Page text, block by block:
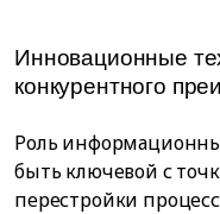
Инновационные
конкурентного
Роль
быть ключевой с
перестройки